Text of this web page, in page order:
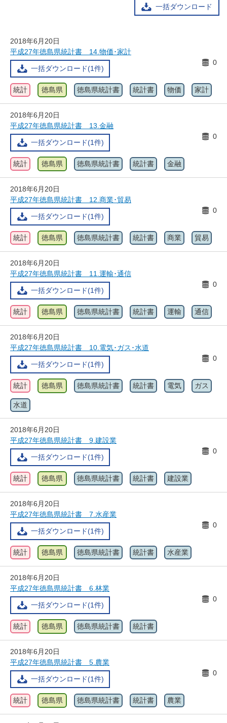
一括ダウンロード
2018年6月20日
平成27年徳島県統計書 14.物価･家計
一括ダウンロード(1件)
0
統計 徳島県 徳島県統計書 統計書 物価 家計
2018年6月20日
平成27年徳島県統計書 13.金融
一括ダウンロード(1件)
0
統計 徳島県 徳島県統計書 統計書 金融
2018年6月20日
平成27年徳島県統計書 12.商業･貿易
一括ダウンロード(1件)
0
統計 徳島県 徳島県統計書 統計書 商業 貿易
2018年6月20日
平成27年徳島県統計書 11.運輸･通信
一括ダウンロード(1件)
0
統計 徳島県 徳島県統計書 統計書 運輸 通信
2018年6月20日
平成27年徳島県統計書 10.電気･ガス･水道
一括ダウンロード(1件)
0
統計 徳島県 徳島県統計書 統計書 電気 ガス
水道
2018年6月20日
平成27年徳島県統計書 9.建設業
一括ダウンロード(1件)
0
統計 徳島県 徳島県統計書 統計書 建設業
2018年6月20日
平成27年徳島県統計書 7.水産業
一括ダウンロード(1件)
0
統計 徳島県 徳島県統計書 統計書 水産業
2018年6月20日
平成27年徳島県統計書 6.林業
一括ダウンロード(1件)
0
統計 徳島県 徳島県統計書 統計書
2018年6月20日
平成27年徳島県統計書 5.農業
一括ダウンロード(1件)
0
統計 徳島県 徳島県統計書 統計書 農業